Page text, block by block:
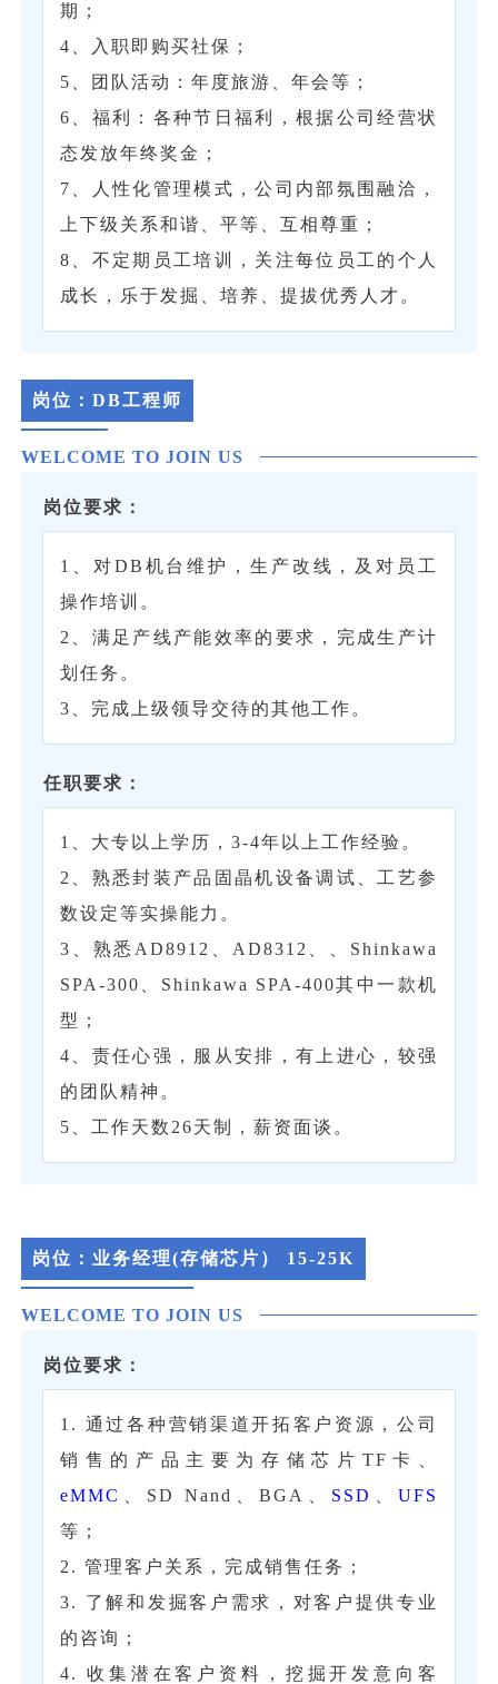
期；
4、入职即购买社保；
5、团队活动：年度旅游、年会等；
6、福利：各种节日福利，根据公司经营状
态发放年终奖金；
7、人性化管理模式，公司内部氛围融洽，
上下级关系和谐、平等、互相尊重；
8、不定期员工培训，关注每位员工的个人
成长，乐于发掘、培养、提拔优秀人才。
岗位：DB工程师
WELCOME TO JOIN US
岗位要求：
1、对DB机台维护，生产改线，及对员工
操作培训。
2、满足产线产能效率的要求，完成生产计
划任务。
3、完成上级领导交待的其他工作。
任职要求：
1、大专以上学历，3-4年以上工作经验。
2、熟悉封装产品固晶机设备调试、工艺参
数设定等实操能力。
3、熟悉AD8912、AD8312、、Shinkawa
SPA-300、Shinkawa SPA-400其中一款机
型；
4、责任心强，服从安排，有上进心，较强
的团队精神。
5、工作天数26天制，薪资面谈。
岗位：业务经理(存储芯片） 15-25K
WELCOME TO JOIN US
岗位要求：
1. 通过各种营销渠道开拓客户资源，公司
销售的产品主要为存储芯片TF卡、
eMMC
、SD Nand、BGA、 SSD
UFS
等；
2. 管理客户关系，完成销售任务；
3. 了解和发掘客户需求，对客户提供专业
的咨询；
4. 收集潜在客户资料，挖掘开发意向客